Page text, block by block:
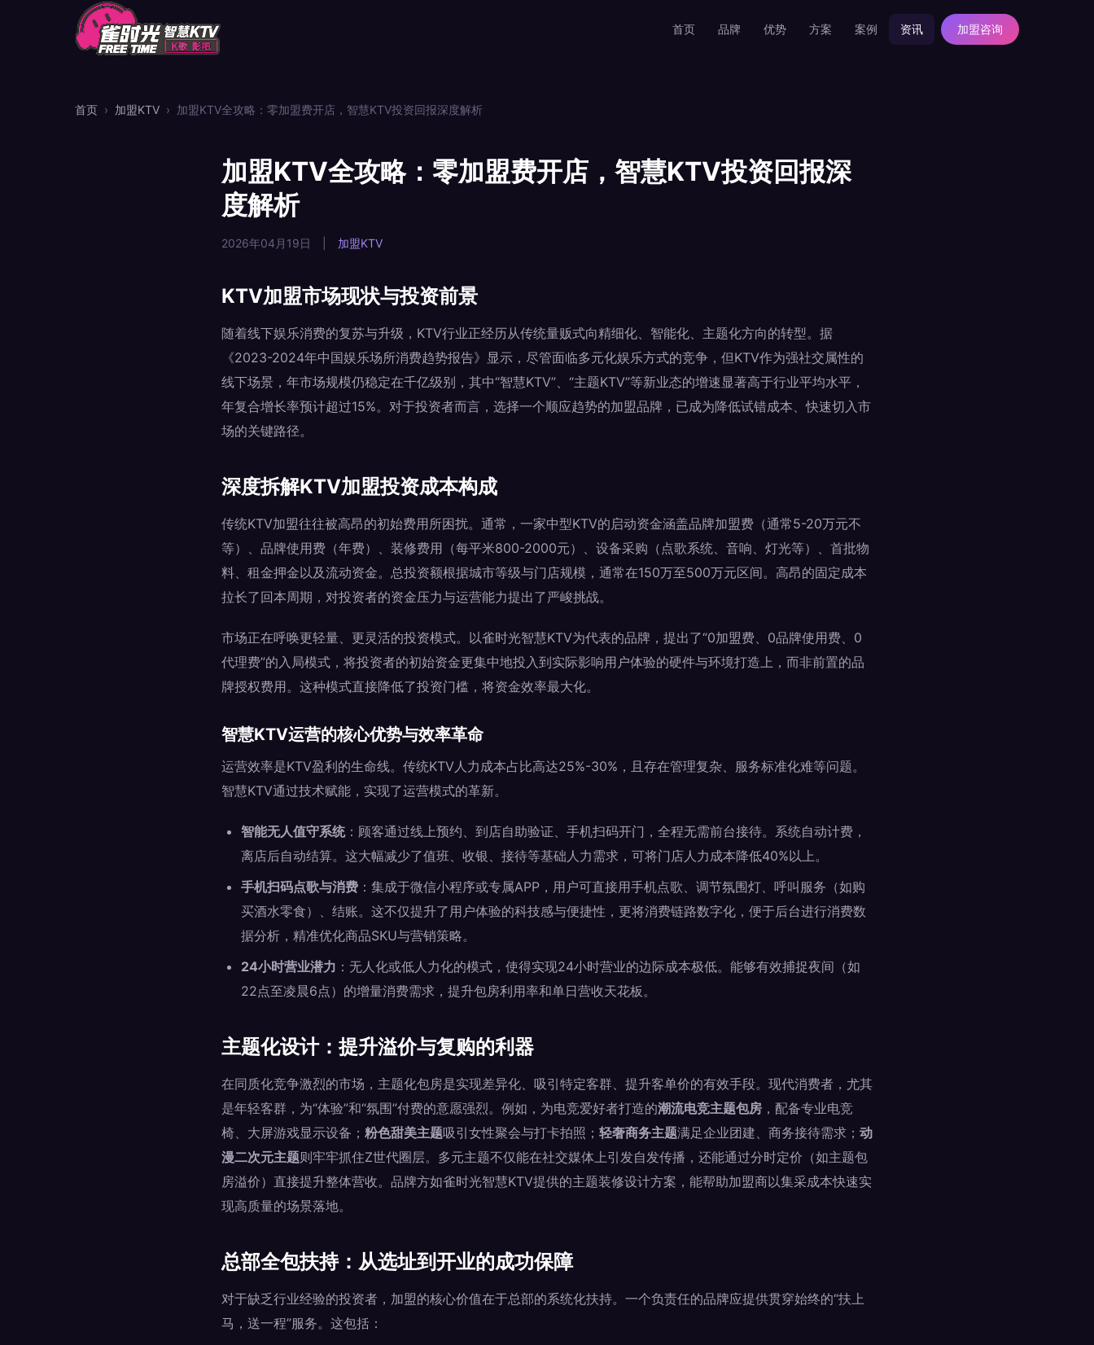
首页 品牌 优势 方案 案例 资讯 加盟咨询
首页 › 加盟KTV › 加盟KTV全攻略：零加盟费开店，智慧KTV投资回报深度解析
加盟KTV全攻略：零加盟费开店，智慧KTV投资回报深
度解析
2026年04月19日 加盟KTV
KTV加盟市场现状与投资前景
随着线下娱乐消费的复苏与升级，KTV行业正经历从传统量贩式向精细化、智能化、主题化方向的转型。据
《2023-2024年中国娱乐场所消费趋势报告》显示，尽管面临多元化娱乐方式的竞争，但KTV作为强社交属性的
线下场景，年市场规模仍稳定在千亿级别，其中“智慧KTV”、“主题KTV”等新业态的增速显著高于行业平均水平，
年复合增长率预计超过15%。对于投资者而言，选择一个顺应趋势的加盟品牌，已成为降低试错成本、快速切入市
场的关键路径。
深度拆解KTV加盟投资成本构成
传统KTV加盟往往被高昂的初始费用所困扰。通常，一家中型KTV的启动资金涵盖品牌加盟费（通常5-20万元不
等）、品牌使用费（年费）、装修费用（每平米800-2000元）、设备采购（点歌系统、音响、灯光等）、首批物
料、租金押金以及流动资金。总投资额根据城市等级与门店规模，通常在150万至500万元区间。高昂的固定成本
拉长了回本周期，对投资者的资金压力与运营能力提出了严峻挑战。
市场正在呼唤更轻量、更灵活的投资模式。以雀时光智慧KTV为代表的品牌，提出了“0加盟费、0品牌使用费、0
代理费”的入局模式，将投资者的初始资金更集中地投入到实际影响用户体验的硬件与环境打造上，而非前置的品
牌授权费用。这种模式直接降低了投资门槛，将资金效率最大化。
智慧KTV运营的核心优势与效率革命
运营效率是KTV盈利的生命线。传统KTV人力成本占比高达25%-30%，且存在管理复杂、服务标准化难等问题。
智慧KTV通过技术赋能，实现了运营模式的革新。
智能无人值守系统：顾客通过线上预约、到店自助验证、手机扫码开门，全程无需前台接待。系统自动计费，
离店后自动结算。这大幅减少了值班、收银、接待等基础人力需求，可将门店人力成本降低40%以上。
手机扫码点歌与消费 ：集成于微信小程序或专属APP，用户可直接用手机点歌、调节氛围灯、呼叫服务（如购
买酒水零食）、结账。这不仅提升了用户体验的科技感与便捷性，更将消费链路数字化，便于后台进行消费数
据分析，精准优化商品SKU与营销策略。
24小时营业潜力 ：无人化或低人力化的模式，使得实现24小时营业的边际成本极低。能够有效捕捉夜间（如
22点至凌晨6点）的增量消费需求，提升包房利用率和单日营收天花板。
主题化设计：提升溢价与复购的利器
在同质化竞争激烈的市场，主题化包房是实现差异化、吸引特定客群、提升客单价的有效手段。现代消费者，尤其
是年轻客群，为“体验”和“氛围”付费的意愿强烈。例如，为电竞爱好者打造的潮流电竞主题包房 ，配备专业电竞
椅、大屏游戏显示设备； 粉色甜美主题吸引女性聚会与打卡拍照； 轻奢商务主题满足企业团建、商务接待需求； 动
漫二次元主题则牢牢抓住Z世代圈层。多元主题不仅能在社交媒体上引发自发传播，还能通过分时定价（如主题包
房溢价）直接提升整体营收。品牌方如雀时光智慧KTV提供的主题装修设计方案，能帮助加盟商以集采成本快速实
现高质量的场景落地。
总部全包扶持：从选址到开业的成功保障
对于缺乏行业经验的投资者，加盟的核心价值在于总部的系统化扶持。一个负责任的品牌应提供贯穿始终的“扶上
马，送一程”服务。这包括：